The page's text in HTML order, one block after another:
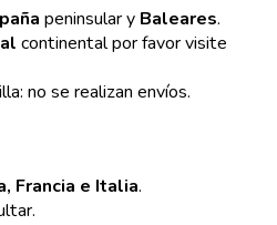
peninsular y Baleares.
continental por favor visite
no se realizan envíos.
Francia e Italia.